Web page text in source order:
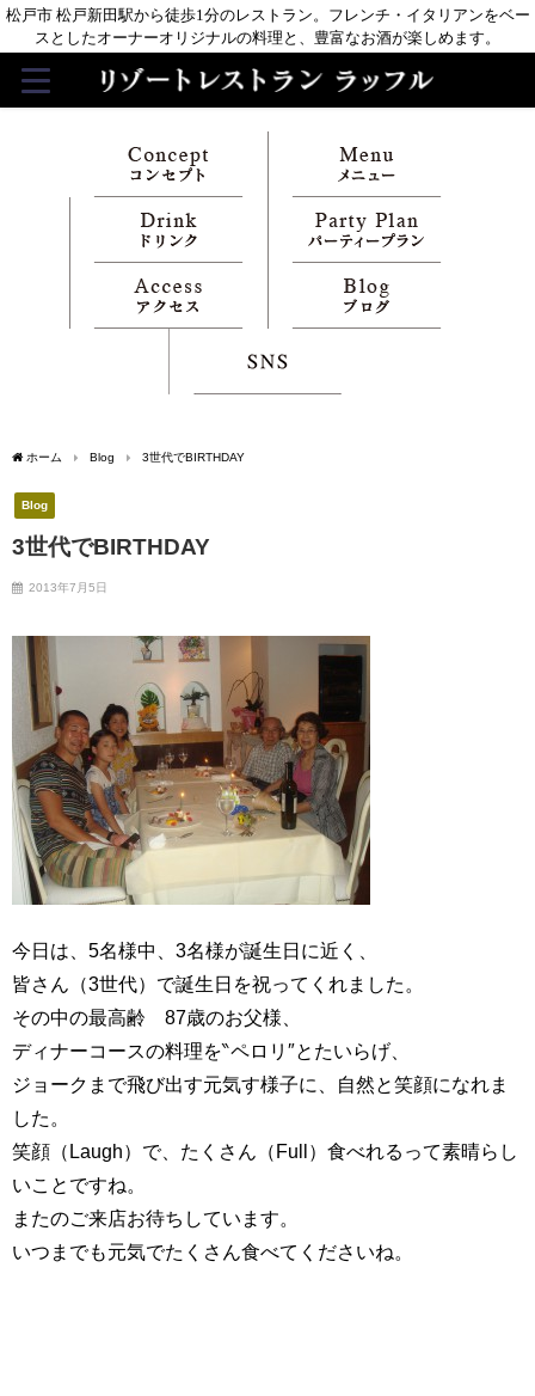
松戸市 松戸新田駅から徒歩1分のレストラン。フレンチ・イタリアンをベー
スとしたオーナーオリジナルの料理と、豊富なお酒が楽しめます。
ホーム Blog 3世代でBIRTHDAY
Blog
3世代でBIRTHDAY
2013年7月5日
今日は、5名様中、3名様が誕生日に近く、
皆さん（3世代）で誕生日を祝ってくれました。
その中の最高齢 87歳のお父様、
ディナーコースの料理を‶ペロリ″とたいらげ、
ジョークまで飛び出す元気す様子に、自然と笑顔になれま
した。
笑顔（Laugh）で、たくさん（Full）食べれるって素晴らし
いことですね。
またのご来店お待ちしています。
いつまでも元気でたくさん食べてくださいね。